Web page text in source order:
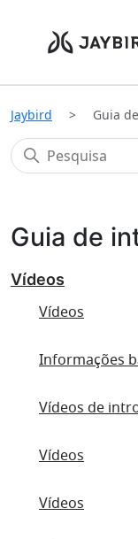
Jaybird Guia
Guia de
Vídeos
Vídeos
Informações
Vídeos de
Vídeos
Vídeos